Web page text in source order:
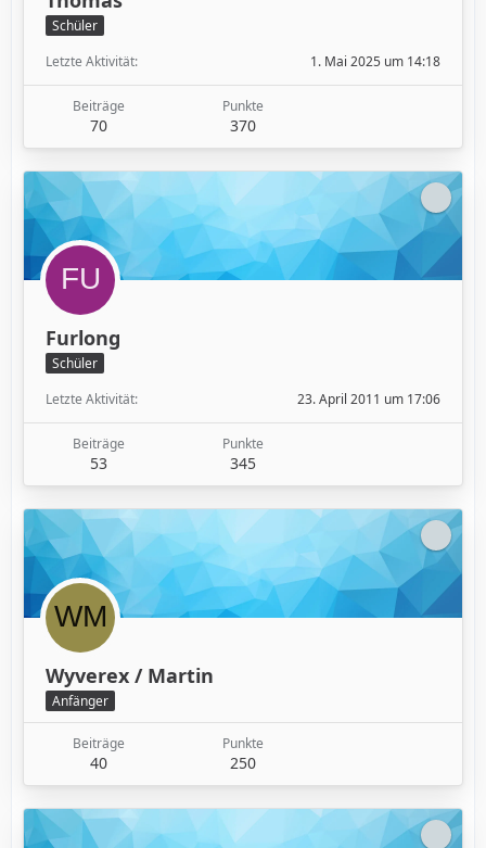
Schüler
Letzte Aktivität
1. Mai 2025 um 14:18
Beiträge
70
Punkte
370
Furlong
Schüler
Letzte Aktivität
23. April 2011 um 17:06
Beiträge
53
Punkte
345
Wyverex / Martin
Anfänger
Beiträge
40
Punkte
250